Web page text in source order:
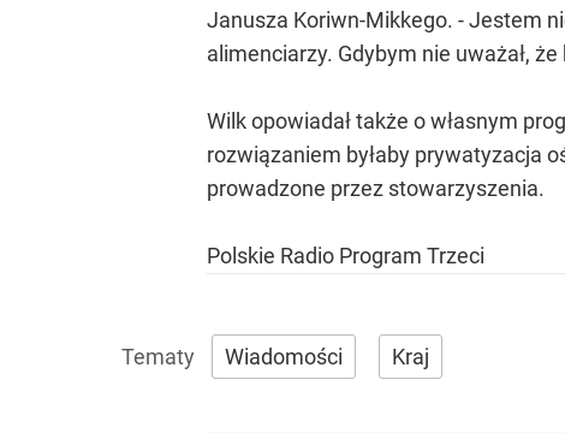
Janusza Koriwn-Mikkego. - Jestem
alimenciarzy. Gdybym nie uważał,
Wilk opowiadał także o własnym
rozwiązaniem byłaby prywatyzacja
prowadzone przez stowarzyszenia.
Polskie Radio Program Trzeci
Wiadomości Kraj